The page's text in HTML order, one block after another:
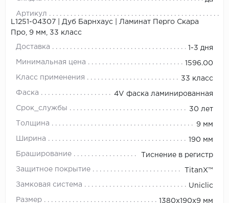
Артикул
L1251-04307 | Дуб Барнхаус | Ламинат Перго Скара
Про, 9 мм, 33 класс
Доставка 1-3 дня
Минимальная цена 1596.00
Класс применения 33 класс
Фаска 4V фаска ламинированная
Срок_службы 30 лет
Толщина 9 мм
Ширина 190 мм
Браширование Тиснение в регистр
Защитное покрытие TitanX™
Замковая система Uniclic
Размер 1380х190х9 мм